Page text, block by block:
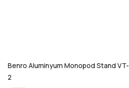
Benro Aluminyum Monopod Stand VT-
2